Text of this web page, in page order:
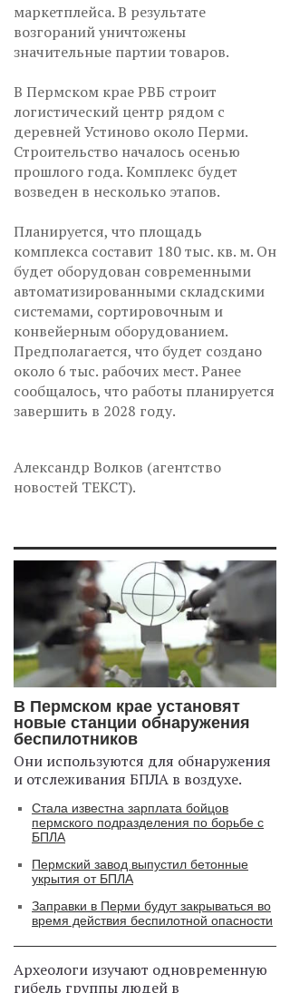
маркетплейса. В результате
возгораний уничтожены
значительные партии товаров.
В Пермском крае РВБ строит
логистический центр рядом с
деревней Устиново около Перми.
Строительство началось осенью
прошлого года. Комплекс будет
возведен в несколько этапов.
Планируется, что площадь
комплекса составит 180 тыс. кв. м. Он
будет оборудован современными
автоматизированными складскими
системами, сортировочным и
конвейерным оборудованием.
Предполагается, что будет создано
около 6 тыс. рабочих мест. Ранее
сообщалось, что работы планируется
завершить в 2028 году.
Александр Волков (агентство
новостей ТЕКСТ).
В Пермском крае установят
новые станции обнаружения
беспилотников
Они используются для обнаружения
и отслеживания БПЛА в воздухе.
Стала известна зарплата бойцов
пермского подразделения по борьбе с
БПЛА
Пермский завод выпустил бетонные
укрытия от БПЛА
Заправки в Перми будут закрываться во
время действия беспилотной опасности
Археологи изучают одновременную
гибель группы людей в